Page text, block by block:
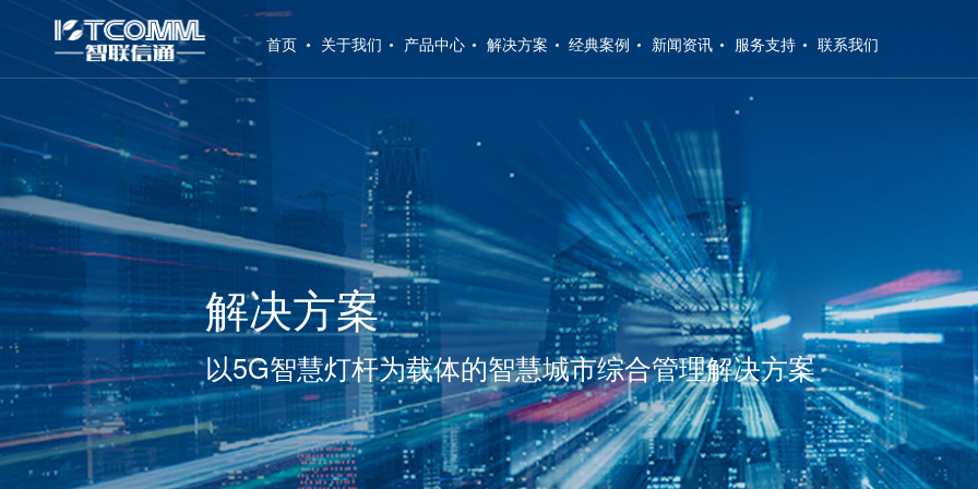
首页
关于我们
产品中心 解决方案 经典案例 新闻资讯 服务支持 联系我们
解决方案
以5G智慧灯杆为载体的智慧城市综合管理解决方案